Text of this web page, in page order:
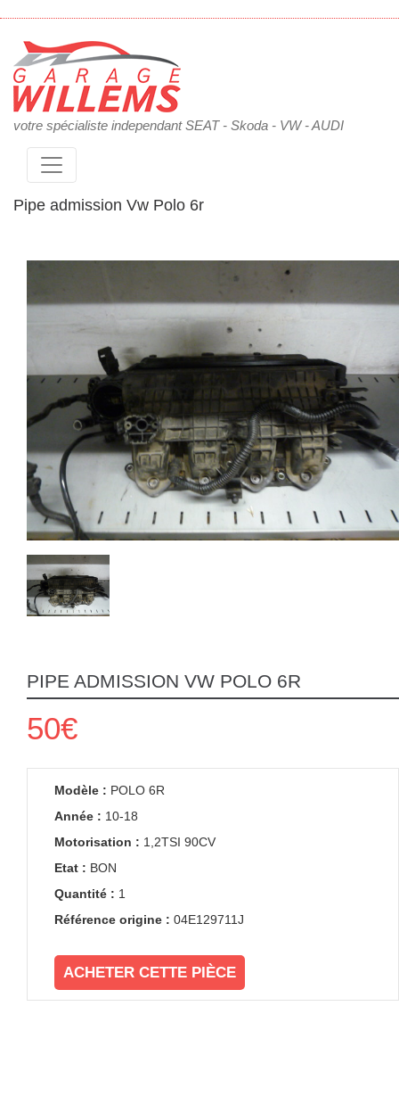
votre spécialiste independant SEAT - Skoda - VW - AUDI
Pipe admission Vw Polo 6r
PIPE ADMISSION VW POLO 6R
50€
Modèle : POLO 6R
Année : 10-18
Motorisation : 1,2TSI 90CV
Etat : BON
Quantité : 1
Référence origine : 04E129711J
ACHETER CETTE PIÈCE